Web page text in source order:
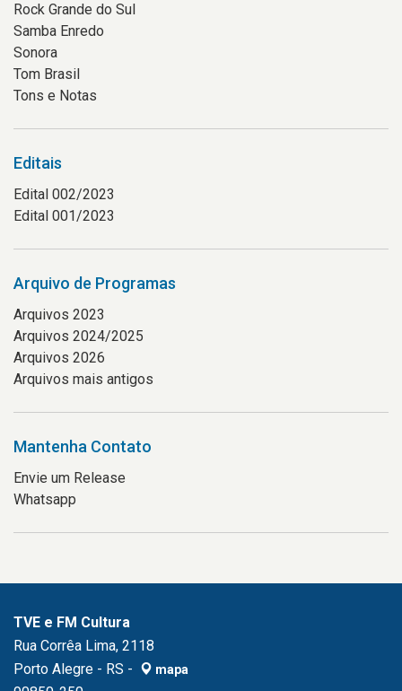
Rock Grande do Sul
Samba Enredo
Sonora
Tom Brasil
Tons e Notas
Editais
Edital 002/2023
Edital 001/2023
Arquivo de Programas
Arquivos 2023
Arquivos 2024/2025
Arquivos 2026
Arquivos mais antigos
Mantenha Contato
Envie um Release
Whatsapp
TVE e FM Cultura
Rua Corrêa Lima, 2118
Porto Alegre - RS -
mapa